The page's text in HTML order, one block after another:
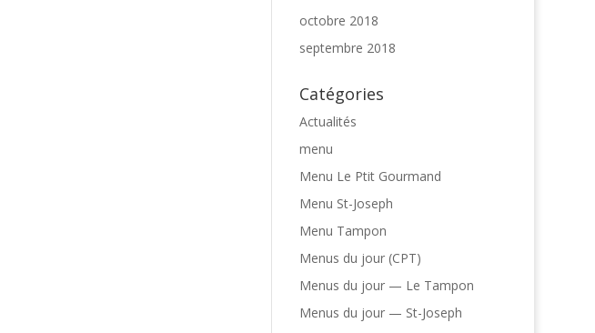
octobre 2018
septembre 2018
Catégories
Actualités
menu
Menu Le Ptit Gourmand
Menu St-Joseph
Menu Tampon
Menus du jour (CPT)
Menus du jour — Le Tampon
Menus du jour — St-Joseph